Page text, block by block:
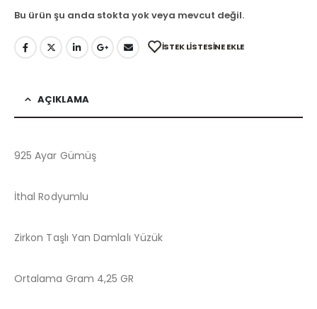
Bu ürün şu anda stokta yok veya mevcut değil.
İSTEK LISTESINE EKLE
AÇIKLAMA
925 Ayar Gümüş
İthal Rodyumlu
Zirkon Taşlı Yan Damlalı Yüzük
Ortalama Gram 4,25 GR